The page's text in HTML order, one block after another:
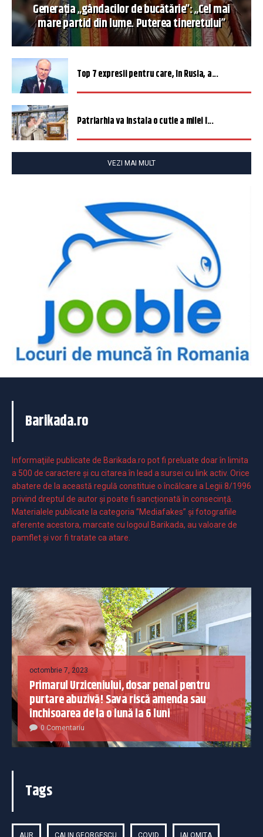
Generația „gândacilor de bucătărie”: „Cel mai
mare partid din lume. Puterea tineretului”
Top 7 expresii pentru care, în Rusia, a...
Patriarhia va instala o cutie a milei î...
VEZI MAI MULT
Barikada.ro
Informaţiile publicate de Barikada.ro pot fi preluate doar în limita
a 500 de caractere şi cu citarea în lead a sursei cu link activ. Orice
abatere de la această regulă constituie o încălcare a Legii 8/1996
privind dreptul de autor și poate fi sancționată în consecință.
Materialele publicate la categoria ”Mediafakes” și fotografiile
aferente acestora, marcate cu logoul Barikada, au valoare de
pamflet și vor fi tratate ca atare.
octombrie 7, 2023
Primarul Urziceniului, dosar penal pentru
purtare abuzivă! Sava riscă amenda sau
închisoarea de la o lună la 6 luni
0 Comentariu
Tags
AUR CALIN GEORGESCU COVID IALOMITA